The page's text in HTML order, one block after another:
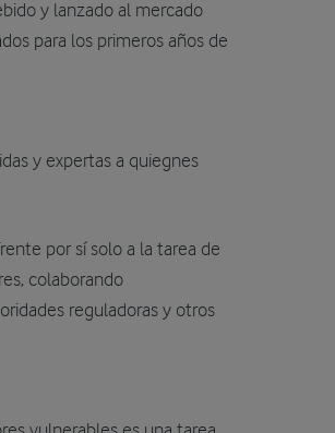
y lanzado al mercado
para los primeros años de
y expertas a quiegnes
por sí solo a la tarea de
colaborando
reguladoras y otros